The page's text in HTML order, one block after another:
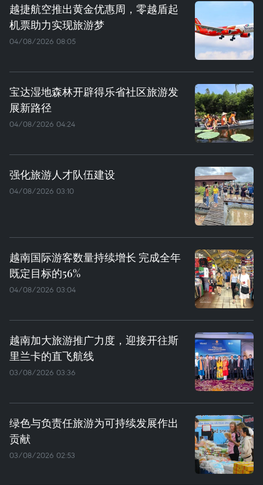
越捷航空推出黄金优惠周，零越盾起
机票助力实现旅游梦
04/08/2026 08:05
宝达湿地森林开辟得乐省社区旅游发
展新路径
04/08/2026 04:24
强化旅游人才队伍建设
04/08/2026 03:10
越南国际游客数量持续增长 完成全年
既定目标的56%
04/08/2026 03:04
越南加大旅游推广力度，迎接开往斯
里兰卡的直飞航线
03/08/2026 03:36
绿色与负责任旅游为可持续发展作出
贡献
03/08/2026 02:53